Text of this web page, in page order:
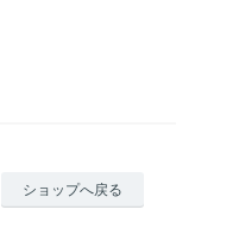
ショップへ戻る